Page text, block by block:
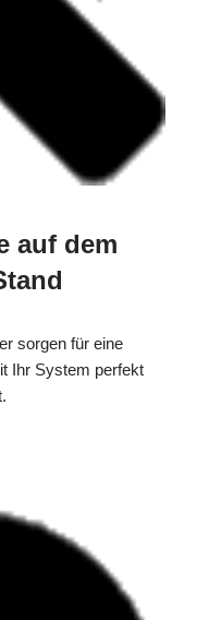
auf dem
sorgen für eine
Ihr System perfekt